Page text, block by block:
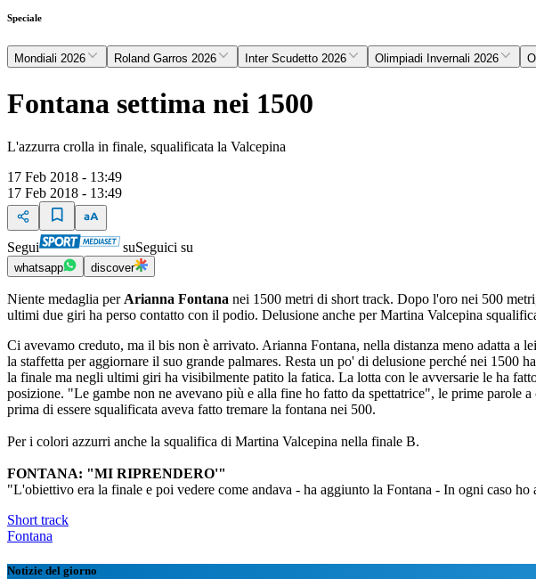
Speciale
Mondiali 2026 Roland Garros 2026 Inter Scudetto 2026 Olimpiadi Invernali 2026
Fontana settima nei 1500
L'azzurra crolla in finale, squalificata la Valcepina
17 Feb 2018 - 13:49
17 Feb 2018 - 13:49
Segui suSeguici su
whatsapp discover
Niente medaglia per Arianna Fontana nei 1500 metri di short track. Dopo l'oro nei 500
ultimi due giri ha perso contatto con il podio. Delusione anche per Martina Valcepina
Ci avevamo creduto, ma il bis non è arrivato. Arianna Fontana, nella distanza meno adatta
la staffetta per aggiornare il suo grande palmares. Resta un po' di delusione perché nei 1500
la finale ma negli ultimi giri ha visibilmente patito la fatica. La lotta con le avversarie le ha
posizione. "Le gambe non ne avevano più e alla fine ho fatto da spettatrice", le prime parole
prima di essere squalificata aveva fatto tremare la fontana nei 500.
Per i colori azzurri anche la squalifica di Martina Valcepina nella finale B.
FONTANA: "MI RIPRENDERO'"
"L'obiettivo era la finale e poi vedere come andava - ha aggiunto la Fontana - In ogni caso
Short track
Fontana
Notizie del giorno